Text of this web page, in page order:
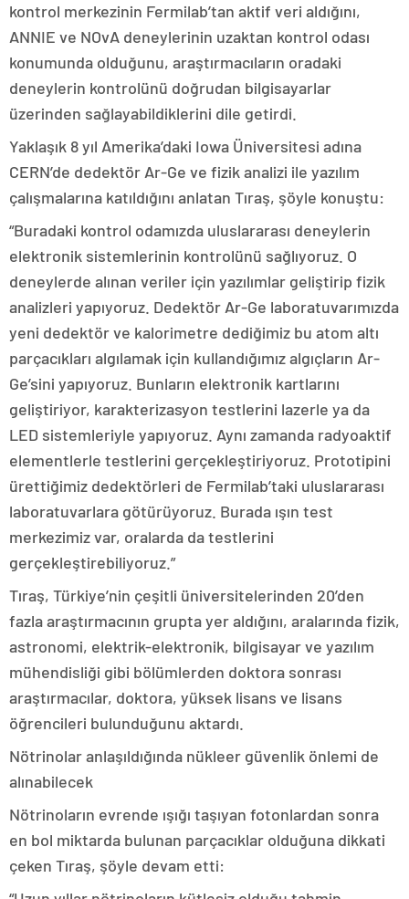
kontrol merkezinin Fermilab’tan aktif veri aldığını,
ANNIE ve NOvA deneylerinin uzaktan kontrol odası
konumunda olduğunu, araştırmacıların oradaki
deneylerin kontrolünü doğrudan bilgisayarlar
üzerinden sağlayabildiklerini dile getirdi.
Yaklaşık 8 yıl Amerika’daki Iowa Üniversitesi adına
CERN’de dedektör Ar-Ge ve fizik analizi ile yazılım
çalışmalarına katıldığını anlatan Tıraş, şöyle konuştu:
“Buradaki kontrol odamızda uluslararası deneylerin
elektronik sistemlerinin kontrolünü sağlıyoruz. O
deneylerde alınan veriler için yazılımlar geliştirip fizik
analizleri yapıyoruz. Dedektör Ar-Ge laboratuvarımızda
yeni dedektör ve kalorimetre dediğimiz bu atom altı
parçacıkları algılamak için kullandığımız algıçların Ar-
Ge’sini yapıyoruz. Bunların elektronik kartlarını
geliştiriyor, karakterizasyon testlerini lazerle ya da
LED sistemleriyle yapıyoruz. Aynı zamanda radyoaktif
elementlerle testlerini gerçekleştiriyoruz. Prototipini
ürettiğimiz dedektörleri de Fermilab’taki uluslararası
laboratuvarlara götürüyoruz. Burada ışın test
merkezimiz var, oralarda da testlerini
gerçekleştirebiliyoruz.”
Tıraş, Türkiye’nin çeşitli üniversitelerinden 20’den
fazla araştırmacının grupta yer aldığını, aralarında fizik,
astronomi, elektrik-elektronik, bilgisayar ve yazılım
mühendisliği gibi bölümlerden doktora sonrası
araştırmacılar, doktora, yüksek lisans ve lisans
öğrencileri bulunduğunu aktardı.
Nötrinolar anlaşıldığında nükleer güvenlik önlemi de
alınabilecek
Nötrinoların evrende ışığı taşıyan fotonlardan sonra
en bol miktarda bulunan parçacıklar olduğuna dikkati
çeken Tıraş, şöyle devam etti: